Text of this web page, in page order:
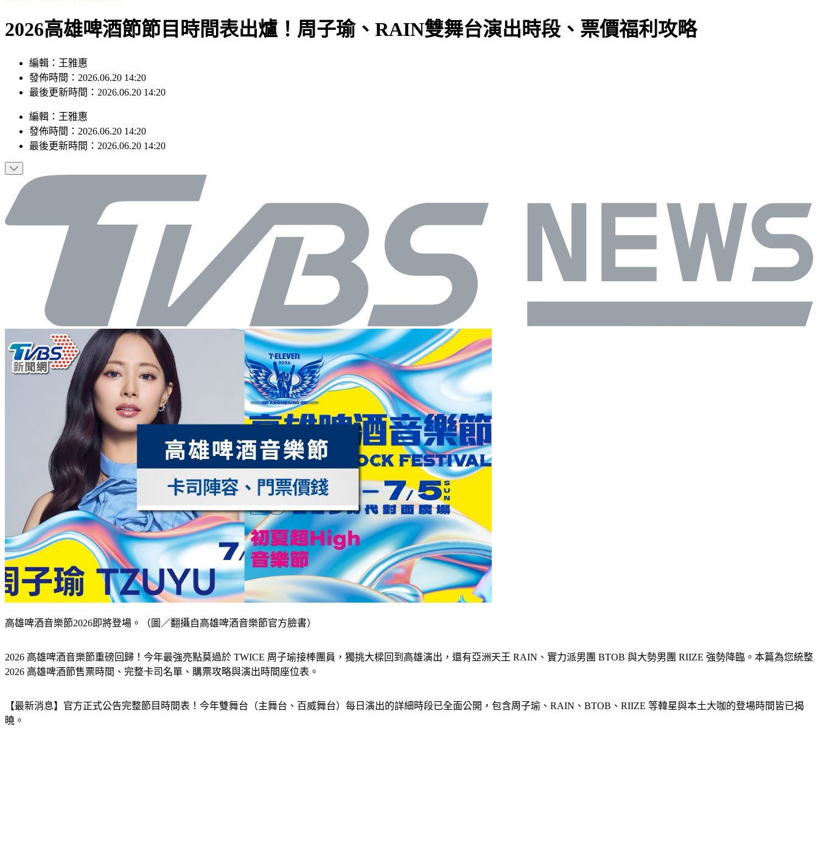
2026高雄啤酒節節目時間表出爐！周子瑜、RAIN雙舞台演出時段、票價福利攻略
編輯：王雅惠
發佈時間：2026.06.20 14:20
最後更新時間：2026.06.20 14:20
編輯 ： 王雅惠
發佈時間： 2026.06.20 14:20
最後更新時間： 2026.06.20 14:20
高雄啤酒音樂節2026即將登場。（圖／翻攝自高雄啤酒音樂節官方臉書）
2026 高雄啤酒音樂節重磅回歸！今年最強亮點莫過於 TWICE 周子瑜接棒團員，獨挑大樑回到高雄演出，還有亞洲天王 RAIN、實力派男團 BTOB 與大勢男團 RIIZE 強勢降臨。本篇為您統整
2026 高雄啤酒節售票時間、完整卡司名單、購票攻略與演出時間座位表。
【最新消息】官方正式公告完整節目時間表！今年雙舞台（主舞台、百威舞台）每日演出的詳細時段已全面公開，包含周子瑜、RAIN、BTOB、RIIZE 等韓星與本土大咖的登場時間皆已揭
曉。